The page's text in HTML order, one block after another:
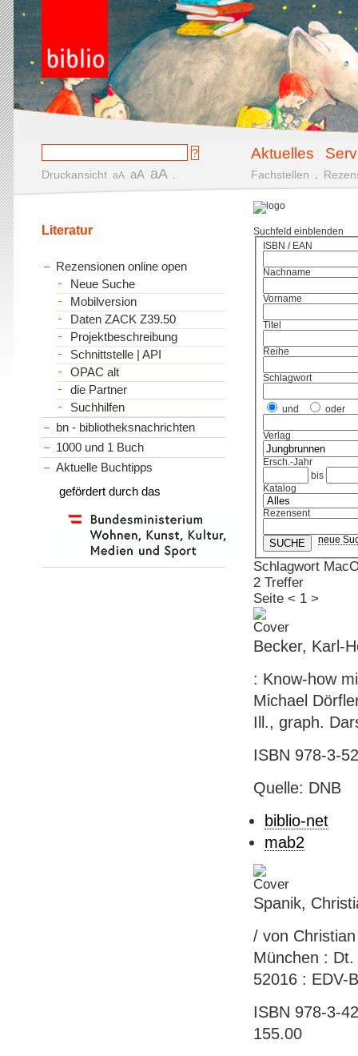
Aktuelles
Druckansicht aA aA aA Fachstellen
Suchfeld einblenden
ISBN / EAN
Nachname
Vorname
Titel
Reihe
Schlagwort
und oder
Verlag
Ersch.-Jahr
bis
Katalog
Rezensent
neue
Schlagwort
2 Treffer
Seite < 1 >
Becker, Karl-
: Know-how
Michael
Ill., graph.
ISBN 978-3-
Quelle: DNB
biblio-net
mab2
Spanik,
/ von
München :
52016 : EDV-
ISBN 978-3-
155.00
Literatur
Rezensionen online open
Neue Suche
Mobilversion
Daten ZACK Z39.50
Projektbeschreibung
Schnittstelle | API
OPAC alt
die Partner
Suchhilfen
bn - bibliotheksnachrichten
1000 und 1 Buch
Aktuelle Buchtipps
gefördert durch das